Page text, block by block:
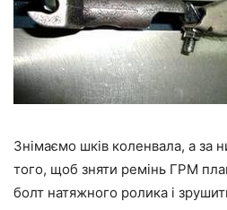
Знімаємо шків коленвала, а за
того, щоб зняти ремінь ГРМ
болт натяжного ролика і